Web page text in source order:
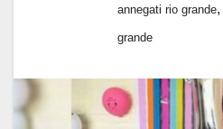
annegati rio grande,
grande